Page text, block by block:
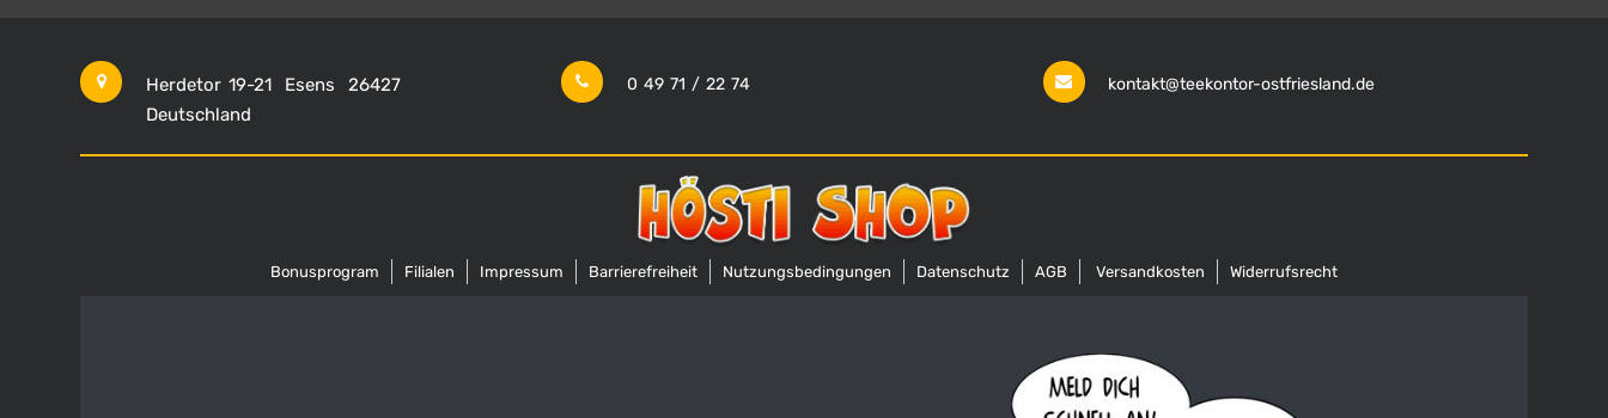
Herdetor 19-21 Esens
26427
Deutschland
0 49 71 / 22 74 kontakt@teekontor-ostfriesland.de
Bonusprogram Filialen Impressum Barrierefreiheit Nutzungsbedingungen Datenschutz AGB Versandkosten Widerrufsrecht